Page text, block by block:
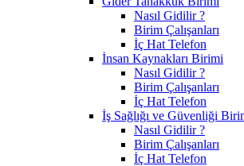
Nasıl Gidilir ?
Birim Çalışanları
İç Hat Telefon
İnsan Kaynakları Birimi
Nasıl Gidilir ?
Birim Çalışanları
İç Hat Telefon
İş Sağlığı ve Güvenliği
Nasıl Gidilir ?
Birim Çalışanları
İç Hat Telefon